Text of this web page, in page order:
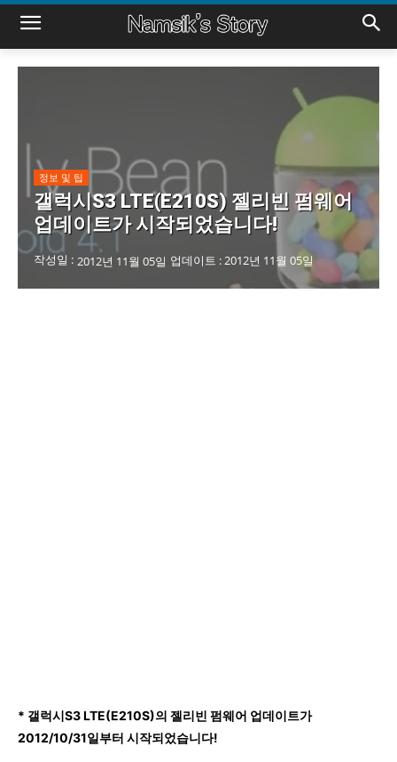
정보 및 팁
갤럭시S3 LTE(E210S) 젤리빈 펌웨어
업데이트가 시작되었습니다!
작성일 : 2012년 11월 05일 업데이트 :2012년 11월 05일
* 갤럭시S3 LTE(E210S)의 젤리빈 펌웨어 업데이트가
2012/10/31일부터 시작되었습니다!